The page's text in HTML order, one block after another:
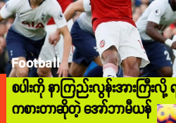
Football
စပါးကို နာကြည်းလွန်းအားကြီး
ကစားတာဆိုတဲ့ အော်ဘာမီယန်